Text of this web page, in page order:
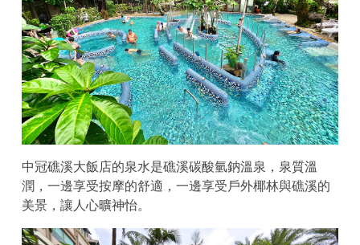
中冠礁溪大飯店的泉水是礁溪碳酸氫鈉溫泉，泉質溫
潤，一邊享受按摩的舒適，一邊享受戶外椰林與礁溪的
美景，讓人心曠神怡。